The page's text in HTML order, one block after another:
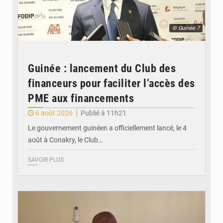
© Guinée 7
Guinée : lancement du Club des
financeurs pour faciliter l’accès des
PME aux financements
6 août 2026
Publié à 11h21
Le gouvernement guinéen a officiellement lancé, le 4
août à Conakry, le Club…
SAVOIR PLUS